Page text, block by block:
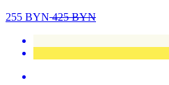
255 BYN425BYN